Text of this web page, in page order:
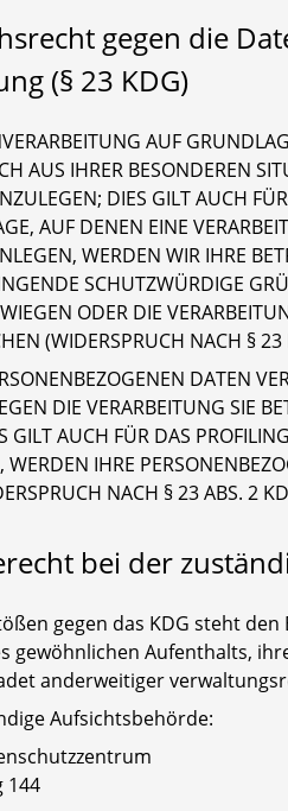
gegen die
(§ 23 KDG)
AUF
AUS IHRER BESONDEREN
DIES GILT AUCH
AUF DENEN EINE
WERDEN WIR IHRE
SCHUTZWÜRDIGE
ODER DIE
(WIDERSPRUCH NACH § 23
DATEN
DIE VERARBEITUNG SIE
GILT AUCH FÜR DAS
WERDEN IHRE
NACH § 23 ABS. 2
bei der
gegen das KDG steht
gewöhnlichen Aufenthalts,
anderweitiger
Aufsichtsbehörde:
144